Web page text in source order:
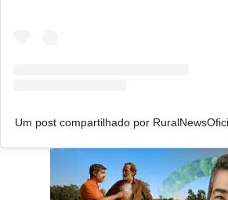
Um post compartilhado por